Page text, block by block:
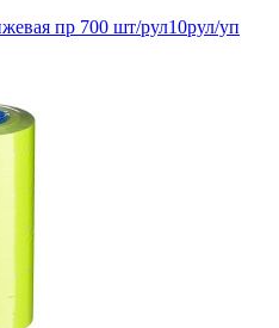
пр 700 шт/рул10рул/уп